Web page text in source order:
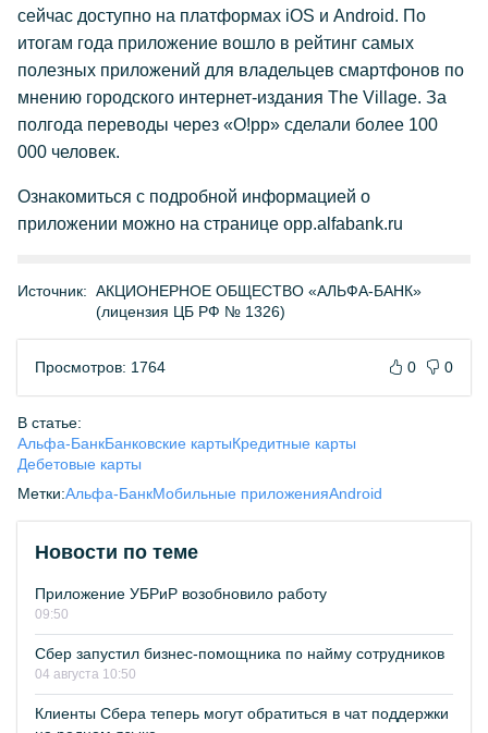
сейчас доступно на платформах iOS и Android. По
итогам года приложение вошло в рейтинг самых
полезных приложений для владельцев смартфонов по
мнению городского интернет-издания The Village. За
полгода переводы через «О!рр» сделали более 100
000 человек.
Ознакомиться с подробной информацией о
приложении можно на странице opp.alfabank.ru
Источник: АКЦИОНЕРНОЕ ОБЩЕСТВО «АЛЬФА-БАНК»
(лицензия ЦБ РФ № 1326)
Просмотров: 1764 0 0
В статье:
Альфа-БанкБанковские картыКредитные карты
Дебетовые карты
Метки:Альфа-БанкМобильные приложенияAndroid
Новости по теме
Приложение УБРиР возобновило работу
09:50
Сбер запустил бизнес-помощника по найму сотрудников
04 августа 10:50
Клиенты Сбера теперь могут обратиться в чат поддержки